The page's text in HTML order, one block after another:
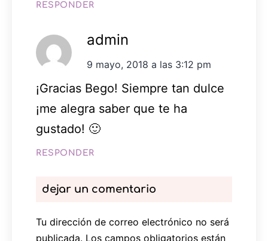
RESPONDER
admin
9 mayo, 2018 a las 3:12 pm
¡Gracias Bego! Siempre tan dulce
¡me alegra saber que te ha
gustado! 🙂
RESPONDER
dejar un comentario
Tu dirección de correo electrónico no será
publicada. Los campos obligatorios están